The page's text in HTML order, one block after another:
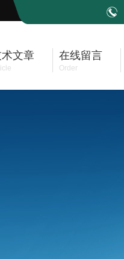
文章 在线留言
Order